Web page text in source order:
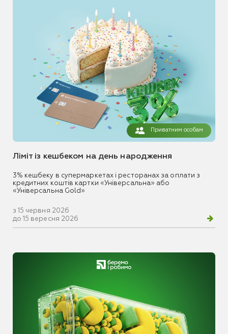
Приватним особам
Ліміт із кешбеком на день народження
3% кешбеку в супермаркетах і ресторанах за оплати з
кредитних коштів картки «Універсальна» або
«Універсальна Gold»
з 15 червня 2026
до 15 вересня 2026